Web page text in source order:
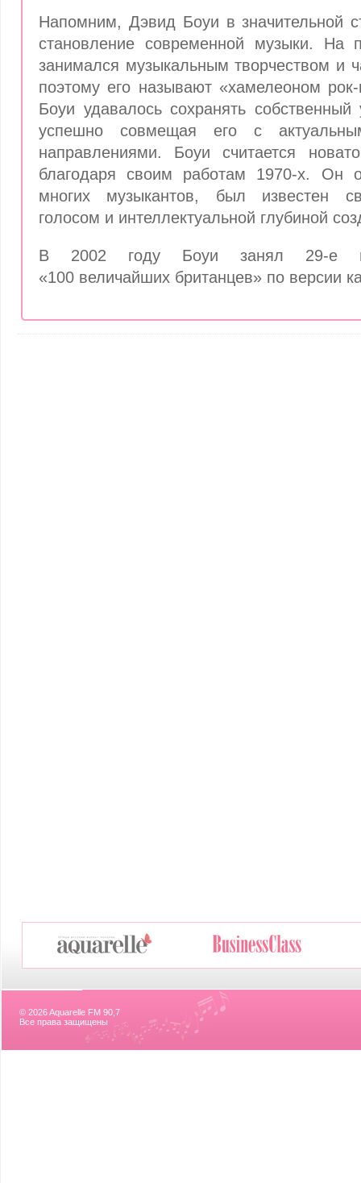
Напомним, Дэвид Боуи в значительной
становление современной музыки. На
занимался музыкальным творчеством и
поэтому его называют «хамелеоном
Боуи удавалось сохранять
успешно совмещая его с
направлениями. Боуи считается
благодаря своим работам 1970-х. Он
многих музыкантов, был известен
голосом и интеллектуальной глубиной
В 2002 году Боуи занял 29-е
«100 величайших британцев» по версии
© 2026 Aquarelle FM 90,7
Все права защищены